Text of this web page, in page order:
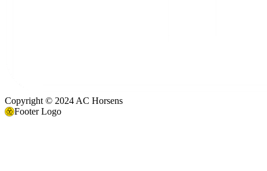
Copyright © 2024 AC Horsens
Footer Logo